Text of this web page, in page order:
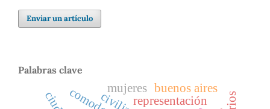
Enviar un artículo
Palabras clave
representación
mujeres buenos aires